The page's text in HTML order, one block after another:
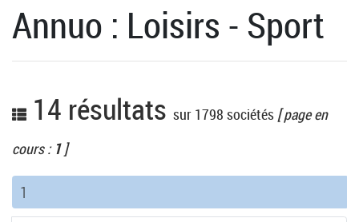
Annuo : Loisirs - Sport
14 résultats sur 1798 sociétés [ page en
cours : 1]
1